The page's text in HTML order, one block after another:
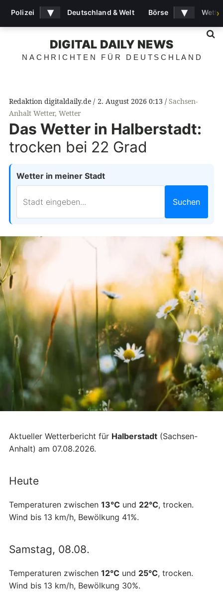
DIGITAL DAILY NEWS
NACHRICHTEN FÜR DEUTSCHLAND
Redaktion digitaldaily.de 2. August 2026 0:13
Sachsen-
Anhalt Wetter, Wetter
Das Wetter in Halberstadt:
trocken bei 22 Grad
Wetter in meiner Stadt
Suchen
Aktueller Wetterbericht für Halberstadt (Sachsen-
Anhalt) am 07.08.2026.
Heute
Temperaturen zwischen 13°C und 22°C, trocken.
Wind bis 13 km/h, Bewölkung 41%.
Samstag, 08.08.
Temperaturen zwischen 12°C und 25°C, trocken.
Wind bis 13 km/h, Bewölkung 30%.
Polizei ▾ Deutschland & Welt Börse ▾ ›